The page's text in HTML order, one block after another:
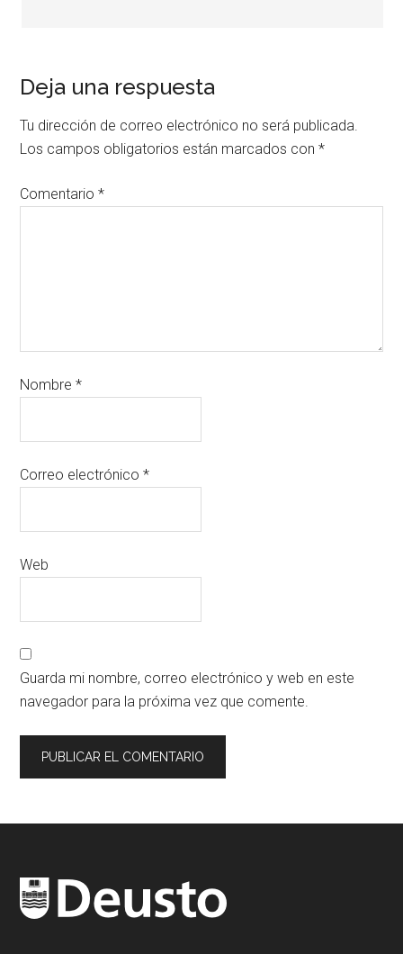
Deja una respuesta
Tu dirección de correo electrónico no será publicada.
Los campos obligatorios están marcados con*
Comentario*
Nombre*
Correo electrónico*
Web
Guarda mi nombre, correo electrónico y web en este
navegador para la próxima vez que comente.